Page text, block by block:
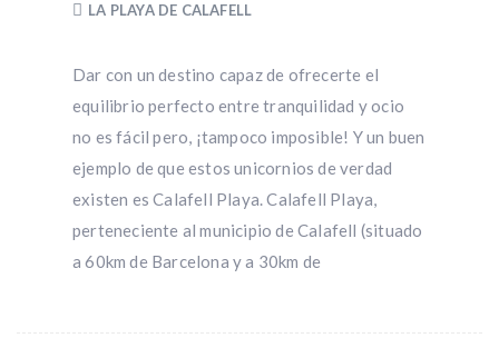
LA PLAYA DE CALAFELL
Dar con un destino capaz de ofrecerte el
equilibrio perfecto entre tranquilidad y ocio
no es fácil pero, ¡tampoco imposible! Y un buen
ejemplo de que estos unicornios de verdad
existen es Calafell Playa. Calafell Playa,
perteneciente al municipio de Calafell (situado
a 60km de Barcelona y a 30km de